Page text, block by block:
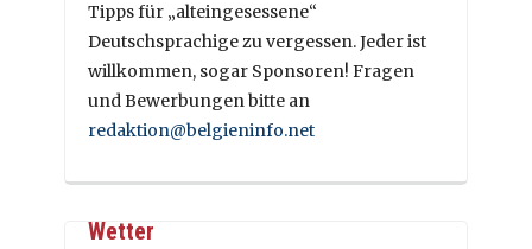
Tipps für „alteingesessene“
Deutschsprachige zu vergessen. Jeder ist
willkommen, sogar Sponsoren! Fragen
und Bewerbungen bitte an
redaktion@belgieninfo.net
Wetter